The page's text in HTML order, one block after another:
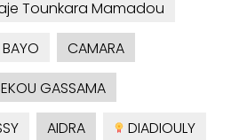
Tounkara Mamadou
BAYO
CAMARA
GASSAMA
AIDRA
DIADIOULY